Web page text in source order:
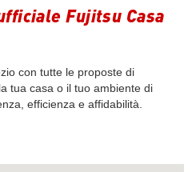
Fujitsu Casa
con tutte le proposte di
tua casa o il tuo ambiente di
efficienza e affidabilità.